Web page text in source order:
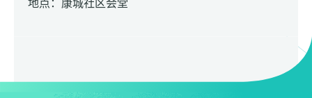
地点：康城社区会堂